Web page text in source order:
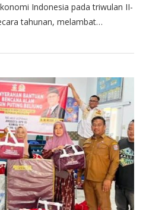
Indonesia pada triwulan II-
tahunan, melambat…